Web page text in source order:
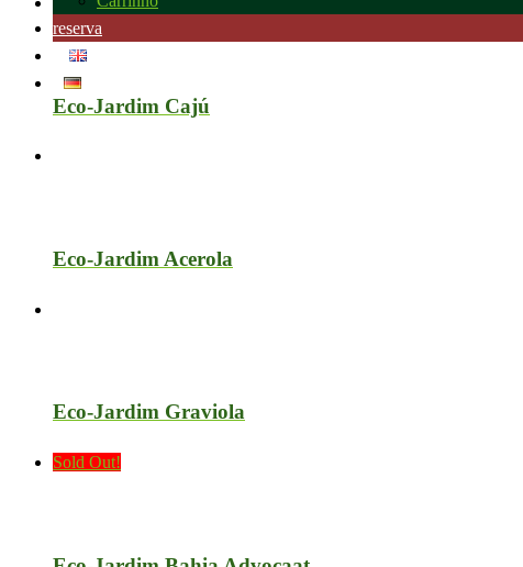
reserva
Eco-Jardim Cajú
Eco-Jardim Acerola
Eco-Jardim Graviola
Sold Out!